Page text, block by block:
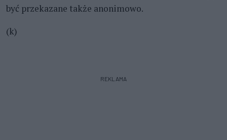
być przekazane także anonimowo.
(k)
REKLAMA